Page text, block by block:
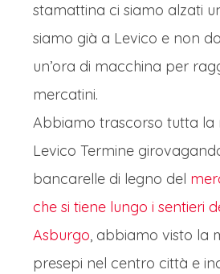
stamattina ci siamo alzati
siamo già a Levico e non
un’ora di macchina per
mercatini.
Abbiamo trascorso tutta la
Levico Termine
bancarelle di legno del
che si tiene lungo i sentieri
Asburgo, abbiamo visto la
presepi nel centro città e